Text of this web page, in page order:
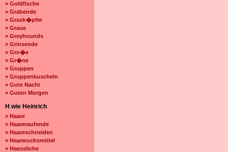
» Goldfische
» Grabende
» Grash�pfer
» Graue
» Greyhounds
» Grinsende
» Gro�e
» Gr�ne
» Gruppen
» Gruppenkuscheln
» Gute Nacht
» Guten Morgen
H wie Heinrich
» Haare
» Haareraufende
» Haareschneiden
» Haarwuchsmittel
» Haessliche